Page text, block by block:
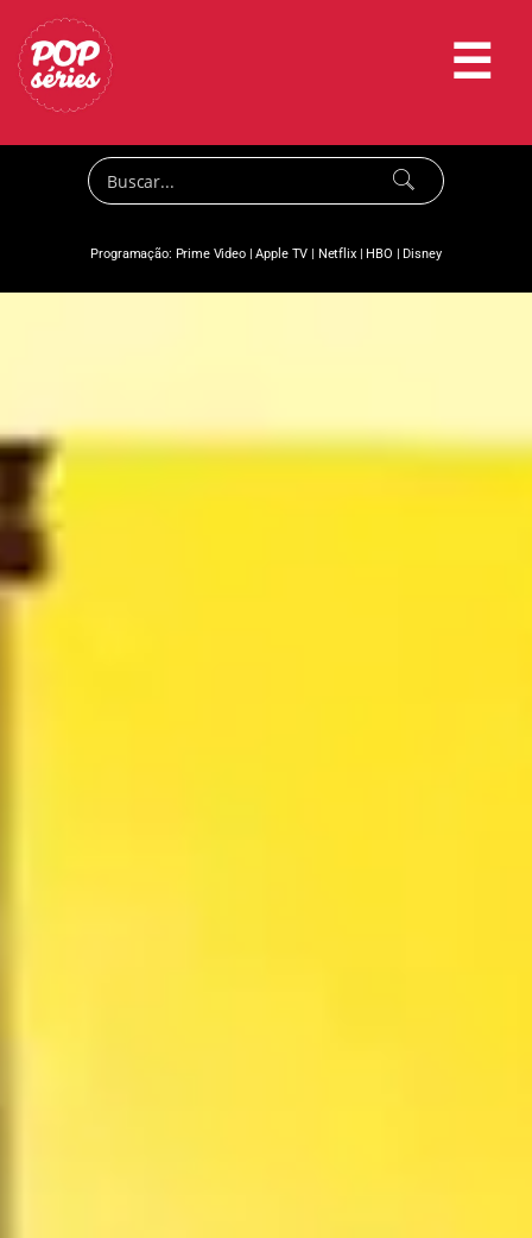
☰
Programação: Prime Video|Apple TV | Netflix|HBO |Disney